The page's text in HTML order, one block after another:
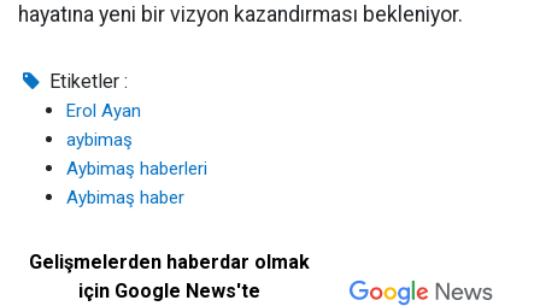
hayatına yeni bir vizyon kazandırması bekleniyor.
Etiketler :
Erol Ayan
aybimaş
Aybimaş haberleri
Aybimaş haber
Gelişmelerden haberdar olmak
için Google News'te